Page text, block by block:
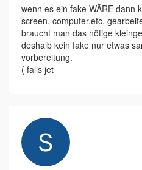
wenn es ein fake WÄRE dann
screen, computer,etc.
braucht man das nötige
deshalb kein fake nur etwas
vorbereitung.
( falls jet